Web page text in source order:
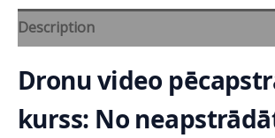
Description
Dronu video
kurss: No